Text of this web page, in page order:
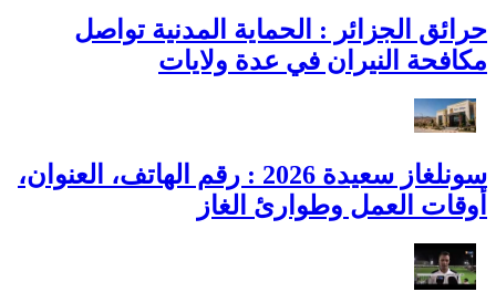
حرائق الجزائر : الحماية المدنية تواصل
مكافحة النيران في عدة ولايات
سونلغاز سعيدة 2026 : رقم الهاتف، العنوان،
أوقات العمل وطوارئ الغاز